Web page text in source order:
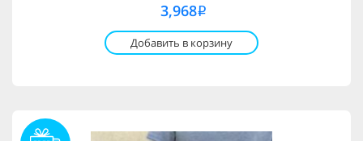
3,968i
Добавить в корзину